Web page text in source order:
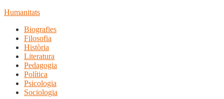
Humanitats
Biografies
Filosofia
Història
Literatura
Pedagogia
Política
Psicologia
Sociologia